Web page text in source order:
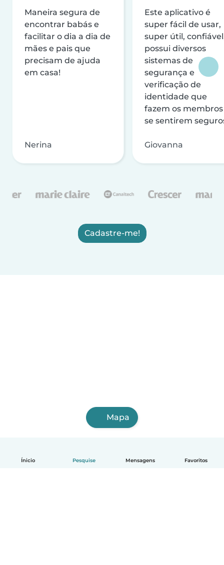
Ínicio Pesquise Mensagens Favoritos
Maneira segura de
encontrar babás e
facilitar o dia a dia de
mães e pais que
precisam de ajuda
em casa!
Nerina
Este aplicativo é
super fácil de usar,
super útil,
possui diversos
sistemas de
segurança e
verificação de
identidade que
fazem os membros
se sentirem
Giovanna
Cadastre-me!
Mapa